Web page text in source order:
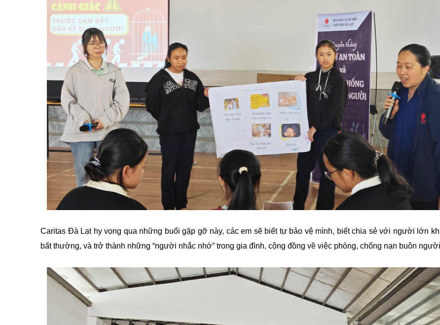
Caritas Đà Lạt hy vọng qua những buổi gặp gỡ này, các em sẽ biết tự bảo vệ mình, biết chia sẻ với người lớn
bất thường, và trở thành những “người nhắc nhớ” trong gia đình, cộng đồng về việc phòng, chống nạn buôn